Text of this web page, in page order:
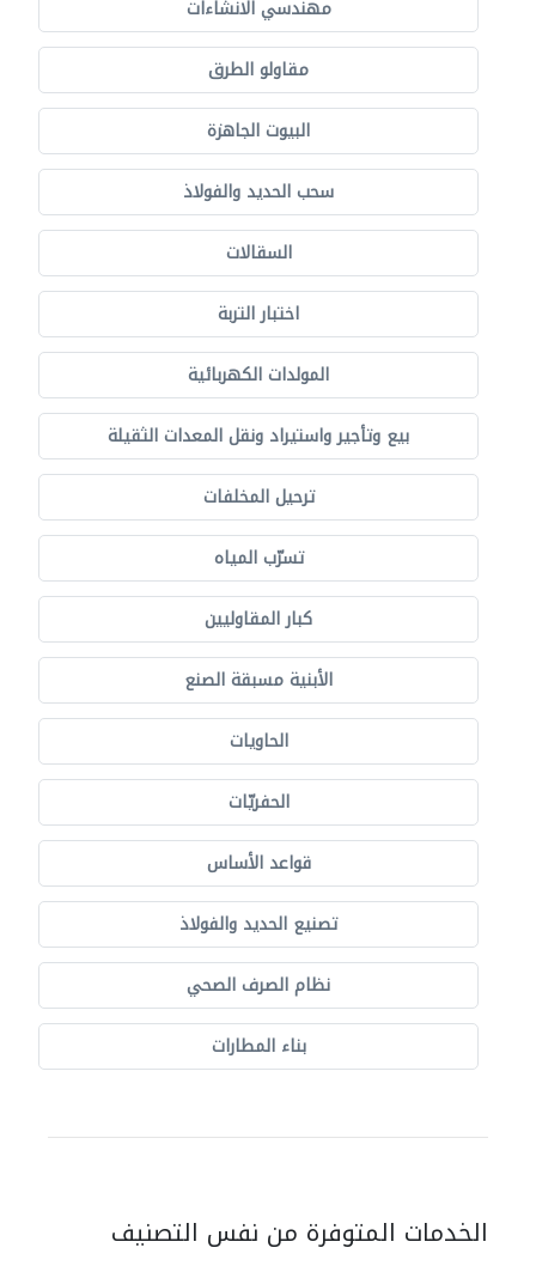
مهندسي الانشاءات
مقاولو الطرق
البيوت الجاهزة
سحب الحديد والفولاذ
السقالات
اختبار التربة
المولدات الكهربائية
بيع وتأجير واستيراد ونقل المعدات الثقيلة
ترحيل المخلفات
تسرّب المياه
كبار المقاوليين
الأبنية مسبقة الصنع
الحاويات
الحفريّات
قواعد الأساس
تصنيع الحديد والفولاذ
نظام الصرف الصحي
بناء المطارات
الخدمات المتوفرة من نفس التصنيف